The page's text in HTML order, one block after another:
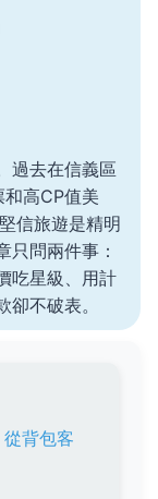
過去在信義區
高CP值美
信旅遊是精明
只問兩件事：
吃星級、用計
不破表。
背包客